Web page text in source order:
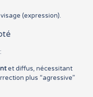
(expression).
et diffus, nécessitant
plus “agressive”